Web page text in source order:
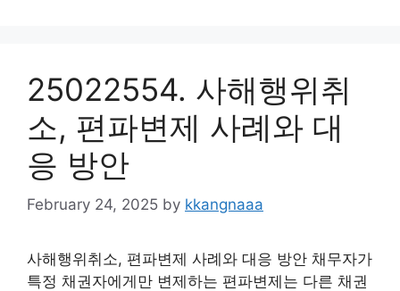
25022554. 사해행위취
소, 편파변제 사례와 대
응 방안
February 24, 2025 by kkangnaaa
사해행위취소, 편파변제 사례와 대응 방안 채무자가
특정 채권자에게만 변제하는 편파변제는 다른 채권